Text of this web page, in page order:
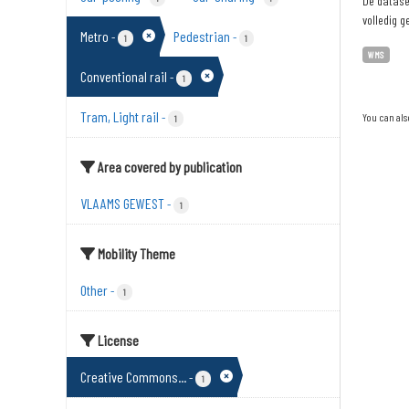
Metro - 1 Pedestrian - 1
Conventional rail - 1
Tram, Light rail - 1
Area covered by publication
VLAAMS GEWEST- 1
Mobility Theme
Other- 1
License
Creative Commons...- 1
volledig
WMS
You can